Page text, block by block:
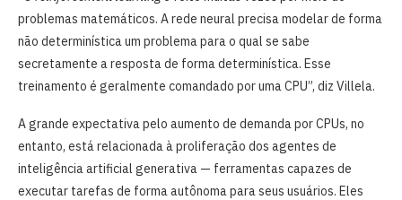
problemas matemáticos. A rede neural precisa modelar de forma
não determinística um problema para o qual se sabe
secretamente a resposta de forma determinística. Esse
treinamento é geralmente comandado por uma CPU”, diz Villela.
A grande expectativa pelo aumento de demanda por CPUs, no
entanto, está relacionada à proliferação dos agentes de
inteligência artificial generativa — ferramentas capazes de
executar tarefas de forma autônoma para seus usuários. Eles